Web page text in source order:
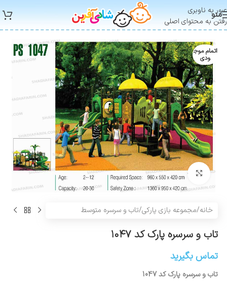
عبور به ناوبری
رفتن به محتوای اصلی
منو
اتمام موج
ودی
بزرگنمایی تصویر
خانه/مجموعه بازی پارکی/تاب و سرسره متوسط
تاب و سرسره پارک کد ۱۰۴۷
تماس بگیرید
تاب و سرسره پارک کد 1047